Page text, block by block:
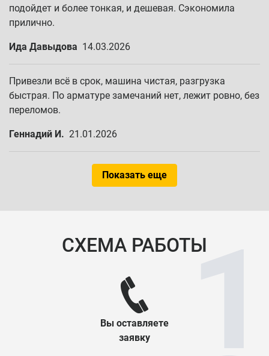
подойдет и более тонкая, и дешевая. Сэкономила
прилично.
Ида Давыдова 14.03.2026
Привезли всё в срок, машина чистая, разгрузка
быстрая. По арматуре замечаний нет, лежит ровно, без
переломов.
Геннадий И. 21.01.2026
Показать еще
СХЕМА РАБОТЫ
Вы оставляете
заявку